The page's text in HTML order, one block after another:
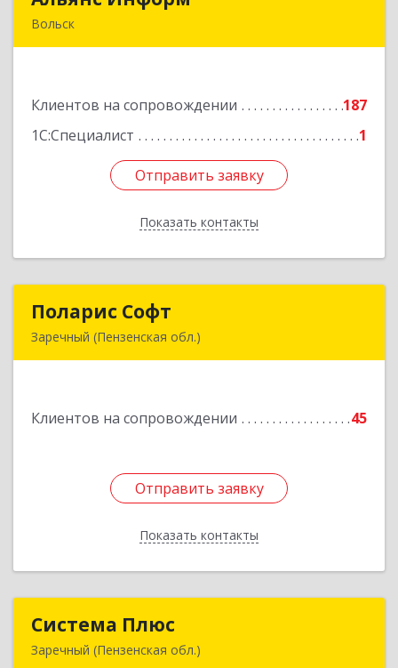
Вольск
Клиентов на сопровождении
187
1С:Специалист
1
Отправить заявку
Показать контакты
Подробнее
Отправить заявку
Назад
Поларис Софт
Заречный (Пензенская обл.)
Клиентов на сопровождении 45
Отправить заявку
Показать контакты
Подробнее
Отправить заявку
Назад
Система Плюс
Заречный (Пензенская обл.)